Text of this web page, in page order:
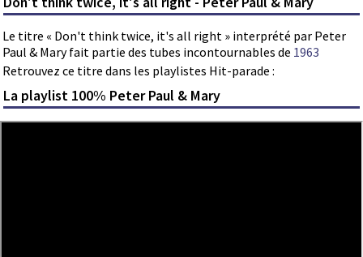
Le titre « Don't think twice, it's all right » interprété par Peter
Paul & Mary fait partie des tubes incontournables de 1963
Retrouvez ce titre dans les playlistes Hit-parade :
La playlist 100% Peter Paul & Mary